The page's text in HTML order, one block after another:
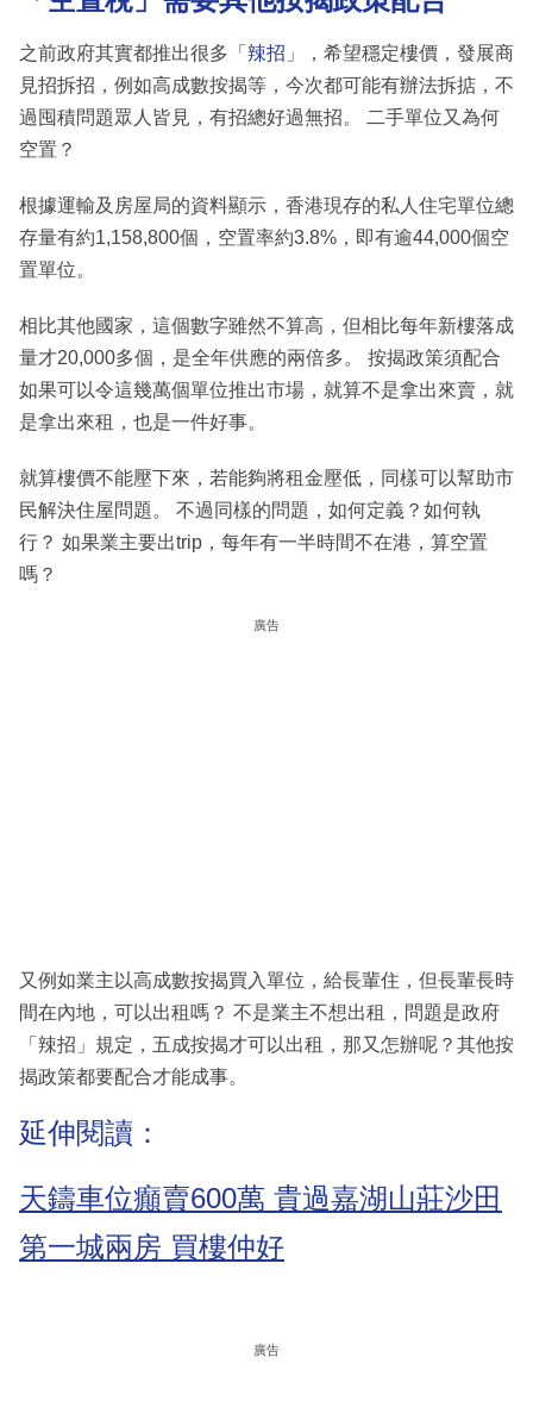
之前政府其實都推出很多「 辣招 」，希望穩定樓價，發展商
見招拆招，例如高成數按揭等，今次都可能有辦法拆掂，不
過囤積問題眾人皆見，有招總好過無招。 二手單位又為何
空置？
根據運輸及房屋局的資料顯示，香港現存的私人住宅單位總
存量有約1,158,800個，空置率約3.8%，即有逾44,000個空
置單位。
相比其他國家，這個數字雖然不算高，但相比每年新樓落成
量才20,000多個，是全年供應的兩倍多。 按揭政策須配合
如果可以令這幾萬個單位推出市場，就算不是拿出來賣，就
是拿出來租，也是一件好事。
就算樓價不能壓下來，若能夠將租金壓低，同樣可以幫助市
民解決住屋問題。 不過同樣的問題，如何定義？如何執
行？ 如果業主要出trip，每年有一半時間不在港，算空置
嗎？
廣告
又例如業主以高成數按揭買入單位，給長輩住，但長輩長時
間在內地，可以出租嗎？ 不是業主不想出租，問題是政府
「辣招」規定，五成按揭才可以出租，那又怎辦呢？其他按
揭政策都要配合才能成事。
延伸閱讀：
天鑄車位癲賣600萬 貴過嘉湖山莊沙田
第一城兩房 買樓仲好
廣告